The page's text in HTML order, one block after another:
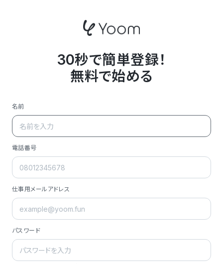
30秒で簡単登録！
無料で始める
名前
電話番号
仕事用メールアドレス
パスワード